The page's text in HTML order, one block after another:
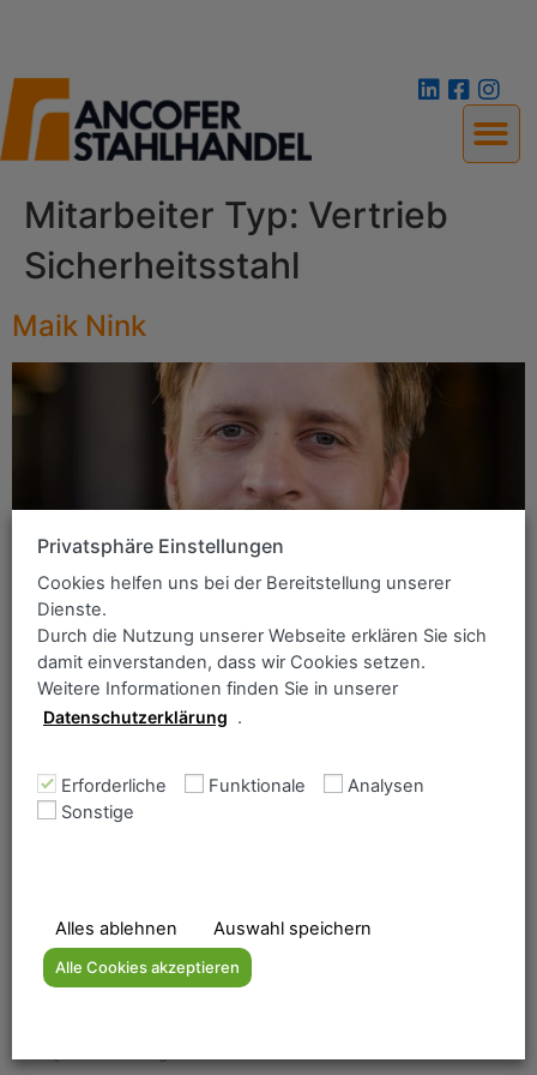
Mitarbeiter Typ: Vertrieb
Sicherheitsstahl
Maik Nink
Lieferprogramm
Kontakt
Grobbleche
Privatsphäre Einstellungen
Cookies helfen uns bei der Bereitstellung unserer
Dienste.
Durch die Nutzung unserer Webseite erklären Sie sich
damit einverstanden, dass wir Cookies setzen.
Weitere Informationen finden Sie in unserer
Datenschutzerklärung .
Erforderliche Funktionale
Analysen
Sonstige
Alles ablehnen Auswahl speichern
Alle Cookies akzeptieren